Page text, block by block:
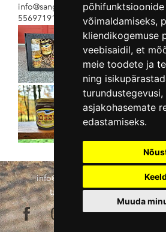
põhifunktsioonide
võimaldamiseks,
kliendikogemuse
veebisaidil, et
meie toodete ja
ning
turundustegevusi,
asjakohasemate
edastamiseks.
Muuda
info@sangastemesi.ee
55697191
info@sangastemesi.ee +372 52
tagastustingimused KKK